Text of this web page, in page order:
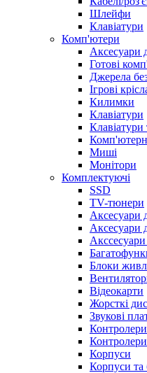
Шлейфи
Клавіатури
Комп'ютери
Аксесуари
Готові
Джерела
Ігрові
Килимки
Клавіатури
Миші
Монітори
Комплектуючi
SSD
TV-тюнери
Аксесуари
Аксесуари
Блоки
Відеокарти
Жорсткі
Звукові
Корпуси
Корпуси